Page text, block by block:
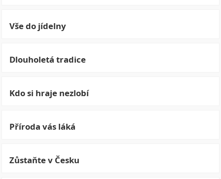
Vše do jídelny
Dlouholetá tradice
Kdo si hraje nezlobí
Příroda vás láká
Zůstaňte v Česku